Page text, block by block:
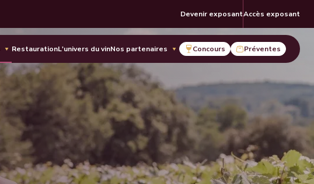
Devenir exposantAccès exposant
RestaurationL'univers du vinNos partenaires Concours Préventes